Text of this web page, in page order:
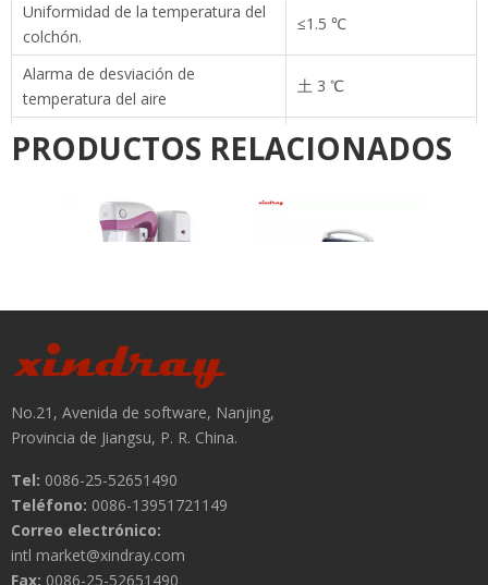
Uniformidad de la temperatura del
colchón.
≤1.5 ℃
Alarma de desviación de
temperatura del aire
土 3 ℃
Alarma de desviación de la
temperatura de la piel
土 1 ℃
Tiempo de calentamiento
Nivel de ruido interno
≤65db (a)
Tiempo de uso de la batería
Batería auxiliar
Tamaño del colchón
Capacidad de canal
Filtro de aire
PRODUCTOS RELACIONADOS
Sistema de rayos X para
mamografía digital
No.21, Avenida de software, Nanjing,
Provincia de Jiangsu, P. R. China.
Tel: 0086-25-52651490
Teléfono: 0086-13951721149
Correo electrónico:
intl market@xindray.com
Fax: 0086-25-52651490